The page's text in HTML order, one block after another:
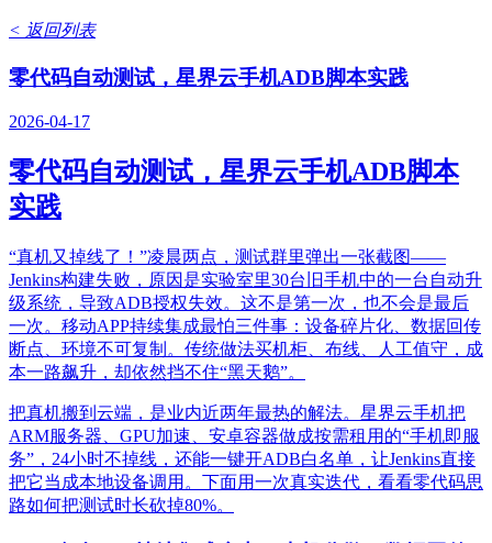
< 返回列表
零代码自动测试，星界云手机ADB脚本实践
2026-04-17
零代码自动测试，星界云手机ADB脚本
实践
“真机又掉线了！”凌晨两点，测试群里弹出一张截图——
Jenkins构建失败，原因是实验室里30台旧手机中的一台自动升
级系统，导致ADB授权失效。这不是第一次，也不会是最后
一次。移动APP持续集成最怕三件事：设备碎片化、数据回传
断点、环境不可复制。传统做法买机柜、布线、人工值守，成
本一路飙升，却依然挡不住“黑天鹅”。
把真机搬到云端，是业内近两年最热的解法。星界云手机把
ARM服务器、GPU加速、安卓容器做成按需租用的“手机即服
务”，24小时不掉线，还能一键开ADB白名单，让Jenkins直接
把它当成本地设备调用。下面用一次真实迭代，看看零代码思
路如何把测试时长砍掉80%。